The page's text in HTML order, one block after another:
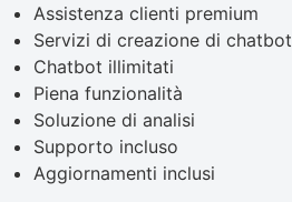
Assistenza clienti premium
Servizi di creazione di chatbot
Chatbot illimitati
Piena funzionalità
Soluzione di analisi
Supporto incluso
Aggiornamenti inclusi